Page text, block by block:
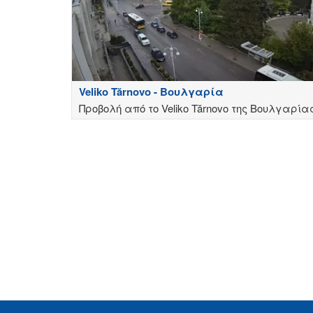
Veliko Tărnovo - Βουλγαρία
Προβολή από το Veliko Tărnovo της